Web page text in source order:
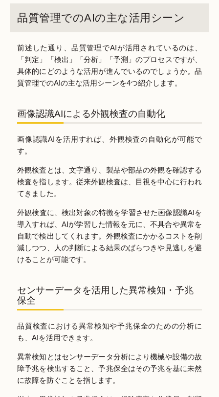
品質管理でのAIの主な活用シーン
前述した通り、品質管理でAIが活用されているのは、
「判定」「検出」「分析」「予測」のプロセスですが、
具体的にどのような活用が進んでいるのでしょうか。品
質管理でのAIの主な活用シーンを4つ紹介します。
画像認識AIによる外観検査の自動化
画像認識AIを活用すれば、外観検査の自動化が可能で
す。
外観検査とは、文字通り、製品や部品の外観を確認する
検査を指します。従来外観検査は、目視を中心に行われ
てきました。
外観検査に、検出対象の特徴を学習させた画像認識AIを
導入すれば、AIが学習した情報を元に、不具合や異常を
自動で検出してくれます。外観検査にかかるコストを削
減しつつ、人の判断による結果のばらつきや見逃しを避
けることが可能です。
センサーデータを活用した異常検知・予兆
保全
品質検査における異常検知や予兆保全のための分析に
も、AIを活用できます。
異常検知とはセンサーデータ分析により機械や設備の故
障予兆を検出すること、予兆保全はその予兆を基に未然
に故障を防ぐことを指します。